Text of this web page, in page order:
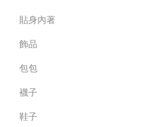
貼身內著
飾品
包包
襪子
鞋子